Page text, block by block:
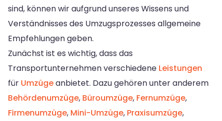
sind, können wir aufgrund unseres Wissens und
Verständnisses des Umzugsprozesses allgemeine
Empfehlungen geben.
Zunächst ist es wichtig, dass das
Transportunternehmen verschiedene Leistungen
für Umzügeanbietet. Dazu gehören unter anderem
Behördenumzüge, Büroumzüge, Fernumzüge,
Firmenumzüge, Mini-Umzüge, Praxisumzüge,